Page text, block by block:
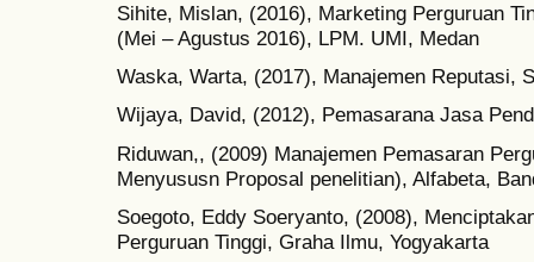
Sihite, Mislan, (2016), Marketing Perguruan
(Mei – Agustus 2016), LPM. UMI, Medan
Waska, Warta, (2017), Manajemen Reputasi,
Wijaya, David, (2012), Pemasarana Jasa
Riduwan,, (2009) Manajemen Pemasaran
Menyususn Proposal penelitian), Alfabeta,
Soegoto, Eddy Soeryanto, (2008),
Perguruan Tinggi, Graha Ilmu, Yogyakarta